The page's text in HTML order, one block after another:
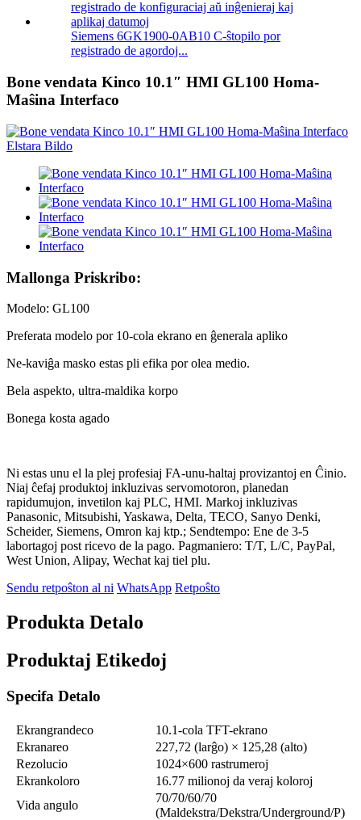
Siemens 6GK1900-0AB10 C-ŝtopilo por
registrado de agordoj...
Bone vendata Kinco 10.1″ HMI GL100 Homa-
Maŝina Interfaco
Mallonga Priskribo:
Modelo: GL100
Preferata modelo por 10-cola ekrano en ĝenerala apliko
Ne-kaviĝa masko estas pli efika por olea medio.
Bela aspekto, ultra-maldika korpo
Bonega kosta agado
Ni estas unu el la plej profesiaj FA-unu-haltaj provizantoj en Ĉinio.
Niaj ĉefaj produktoj inkluzivas servomotoron, planedan
rapidumujon, invetilon kaj PLC, HMI. Markoj inkluzivas
Panasonic, Mitsubishi, Yaskawa, Delta, TECO, Sanyo Denki,
Scheider, Siemens, Omron kaj ktp.; Sendtempo: Ene de 3-5
labortagoj post ricevo de la pago. Pagmaniero: T/T, L/C, PayPal,
West Union, Alipay, Wechat kaj tiel plu.
Sendu retpoŝton al ni WhatsApp Retpoŝto
Produkta Detalo
Produktaj Etikedoj
Specifa Detalo
Ekrangrandeco
10.1-cola TFT-ekrano
Ekranareo
227,72 (larĝo) × 125,28 (alto)
Rezolucio
1024×600 rastrumeroj
Ekrankoloro
16.77 milionoj da veraj koloroj
Vida angulo
70/70/60/70
(Maldekstra/Dekstra/Underground/P)